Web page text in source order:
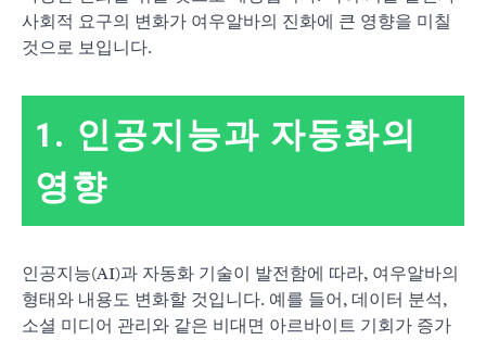
사회적 요구의 변화가 여우알바의 진화에 큰 영향을 미칠
것으로 보입니다.
1. 인공지능과 자동화의
영향
인공지능(AI)과 자동화 기술이 발전함에 따라, 여우알바의
형태와 내용도 변화할 것입니다. 예를 들어, 데이터 분석,
소셜 미디어 관리와 같은 비대면 아르바이트 기회가 증가